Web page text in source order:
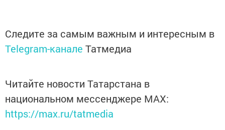
Следите за самым важным и интересным в
Telegram-канале Татмедиа
Читайте новости Татарстана в
национальном мессенджере MАХ:
https://max.ru/tatmedia